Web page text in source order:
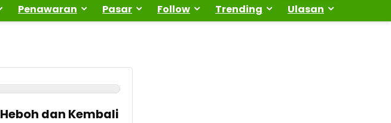
Penawaran Pasar Follow Trending Ulasan
dan Kembali